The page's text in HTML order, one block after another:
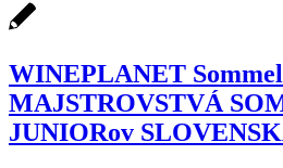
WINEPLANET
MAJSTROVSTVÁ
JUNIORov